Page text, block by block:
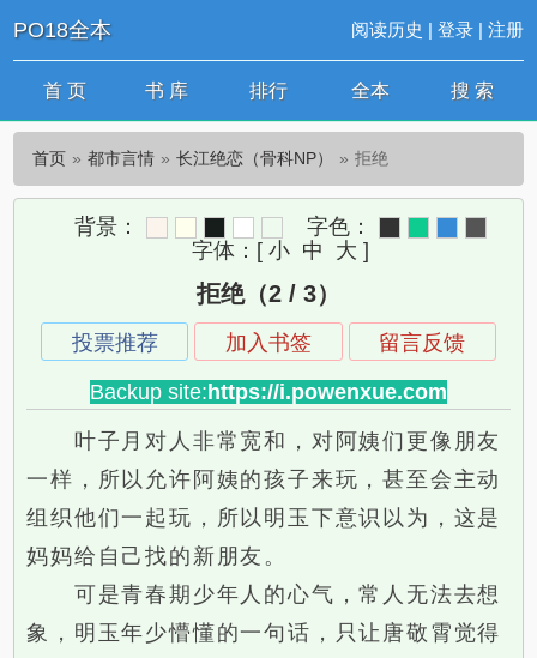
PO18全本 阅读历史 | 登录| 注册
首 页 书 库 排行 全本 搜 索
首页 都市言情 长江绝恋（骨科NP） 拒绝
背景：
字色：
字体： [ 小 中 大 ]
拒绝（2 / 3）
投票推荐 加入书签 留言反馈
Backup site: https://i.powenxue.com
叶子月对人非常宽和，对阿姨们更像朋友
一样，所以允许阿姨的孩子来玩，甚至会主动
组织他们一起玩，所以明玉下意识以为，这是
妈妈给自己找的新朋友。
可是青春期少年人的心气，常人无法去想
象，明玉年少懵懂的一句话，只让唐敬霄觉得